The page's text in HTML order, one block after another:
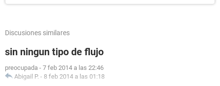
Discusiones similares
sin ningun tipo de flujo
preocupada - 7 feb 2014 a las 22:46
Abigail P. - 8 feb 2014 a las 01:18